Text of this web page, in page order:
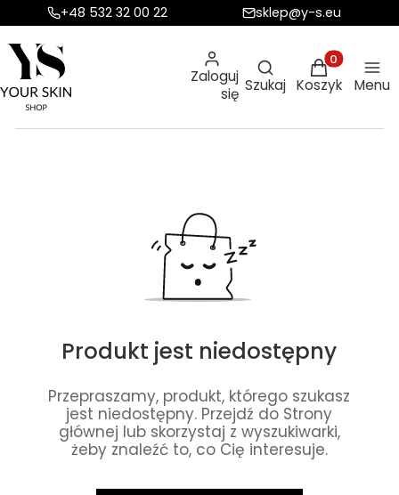
+48 532 32 00 22 sklep@y-s.eu
Zaloguj
się
Otwórz
Szukaj
Produkty w
Koszyk Menu
Produkt jest niedostępny
Przepraszamy, produkt, którego szukasz
jest niedostępny. Przejdź do Strony
głównej lub skorzystaj z wyszukiwarki,
żeby znaleźć to, co Cię interesuje.